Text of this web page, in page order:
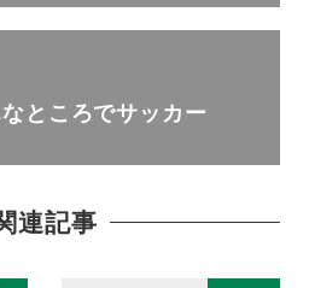
ところでサッカー
連記事